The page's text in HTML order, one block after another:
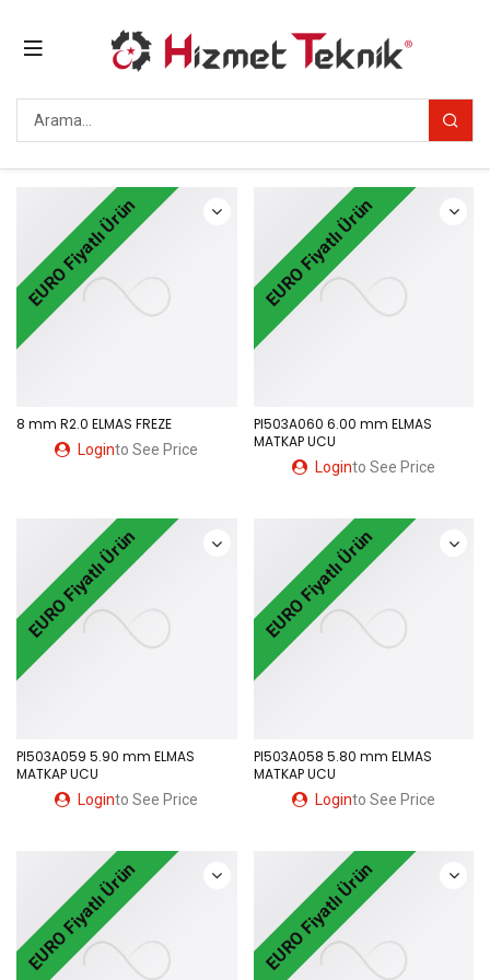
EURO Fiyatlı Ürün
8 mm R2.0 ELMAS FREZE
Loginto See Price
EURO Fiyatlı Ürün
PI503A060 6.00 mm ELMAS
MATKAP UCU
Loginto See Price
EURO Fiyatlı Ürün
PI503A059 5.90 mm ELMAS
MATKAP UCU
Loginto See Price
EURO Fiyatlı Ürün
PI503A058 5.80 mm ELMAS
MATKAP UCU
Loginto See Price
EURO Fiyatlı Ürün EURO Fiyatlı Ürün